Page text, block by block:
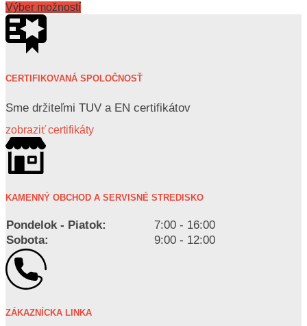
Výber možností
CERTIFIKOVANÁ SPOLOČNOSŤ
Sme držiteľmi TUV a EN certifikátov
zobraziť certifikáty
KAMENNÝ OBCHOD A SERVISNÉ STREDISKO
Pondelok - Piatok:
7:00 - 16:00
Sobota:
9:00 - 12:00
ZÁKAZNÍCKA LINKA